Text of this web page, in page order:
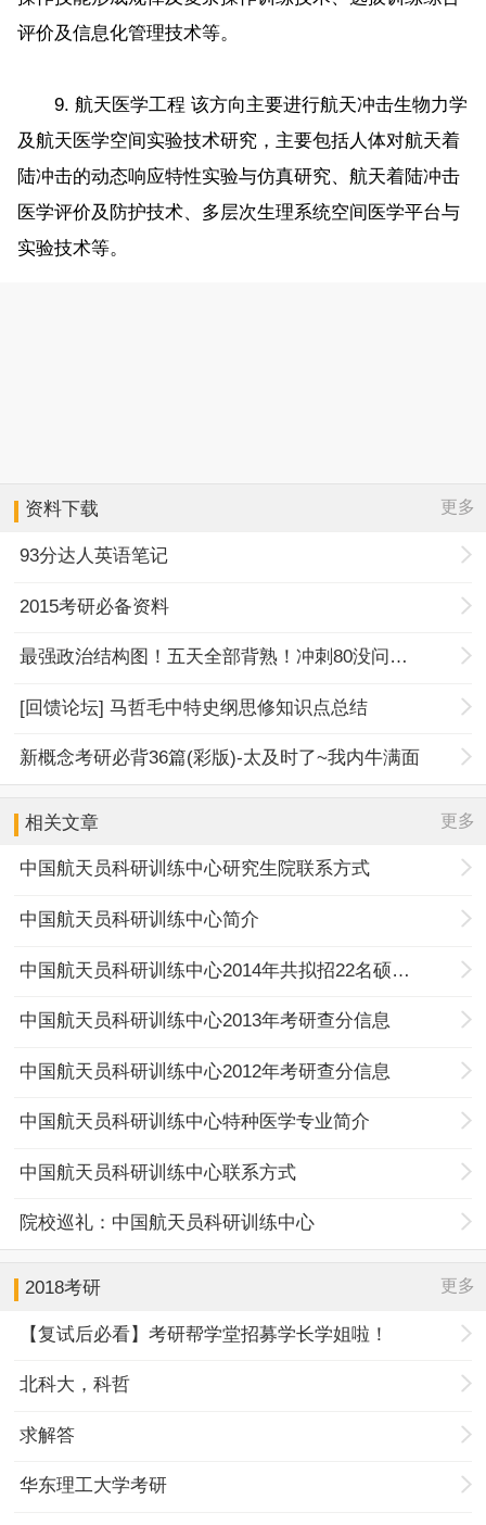
评价及信息化管理技术等。
9. 航天医学工程 该方向主要进行航天冲击生物力学
及航天医学空间实验技术研究，主要包括人体对航天着
陆冲击的动态响应特性实验与仿真研究、航天着陆冲击
医学评价及防护技术、多层次生理系统空间医学平台与
实验技术等。
资料下载 更多
93分达人英语笔记
2015考研必备资料
最强政治结构图！五天全部背熟！冲刺80没问题！
[回馈论坛] 马哲毛中特史纲思修知识点总结
新概念考研必背36篇(彩版)-太及时了~我内牛满面
相关文章 更多
中国航天员科研训练中心研究生院联系方式
中国航天员科研训练中心简介
中国航天员科研训练中心2014年共拟招22名硕士生
中国航天员科研训练中心2013年考研查分信息
中国航天员科研训练中心2012年考研查分信息
中国航天员科研训练中心特种医学专业简介
中国航天员科研训练中心联系方式
院校巡礼：中国航天员科研训练中心
2018考研 更多
【复试后必看】考研帮学堂招募学长学姐啦！
北科大，科哲
求解答
华东理工大学考研